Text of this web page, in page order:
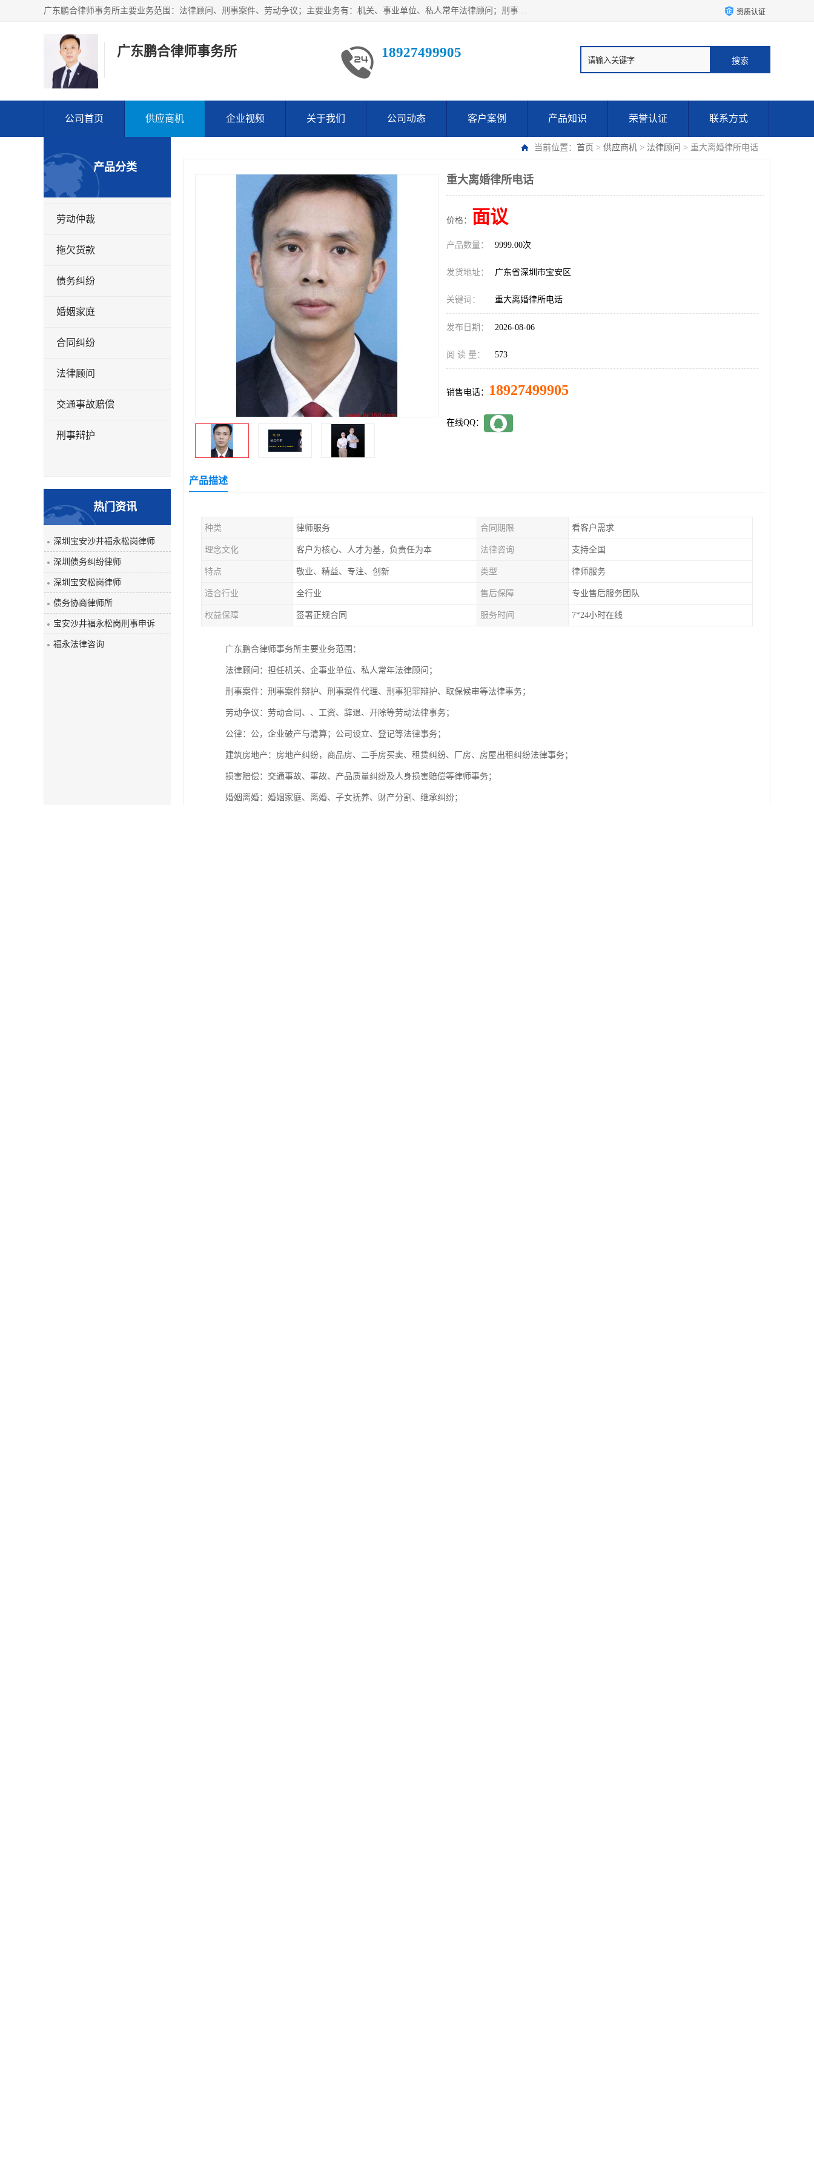
广东鹏合律师事务所主要业务范围：法律顾问、刑事案件、劳动争议；主要业务有：机关、事业单位、私人常年法律顾问；刑事案件辩护、案件代理、犯罪辩护、取保候审等法律事务；以及劳动合同、工伤、工资、辞退、开除等劳动法律事务；多年来，欧辉律师团队一直秉承“以信为本，以法为业”的执业理念，用自己的专业所长为当事人提供优质法律服务，深得当事人的一致好评及信赖。 资质认证
广东鹏合律师事务所 18927499905
公司首页 供应商机 企业视频 关于我们 公司动态 客户案例 产品知识 荣誉认证 联系方式
当前位置： 首页 > 供应商机 > 法律顾问 > 重大离婚律所电话
产品分类
劳动仲裁
拖欠货款
债务纠纷
婚姻家庭
合同纠纷
法律顾问
交通事故赔偿
刑事辩护
热门资讯
深圳宝安沙井福永松岗律师
深圳债务纠纷律师
深圳宝安松岗律师
债务协商律师所
宝安沙井福永松岗刑事申诉
福永法律咨询
重大离婚律所电话
价格： 面议
产品数量： 9999.00次
发货地址： 广东省深圳市宝安区
关键词： 重大离婚律所电话
发布日期： 2026-08-06
阅 读 量： 573
销售电话： 18927499905
在线QQ：
产品描述
种类 律师服务 合同期限 看客户需求
理念文化 客户为核心、人才为基，负责任为本 法律咨询 支持全国
特点 敬业、精益、专注、创新 类型 律师服务
适合行业 全行业 售后保障 专业售后服务团队
权益保障 签署正规合同 服务时间 7*24小时在线
广东鹏合律师事务所主要业务范围：
法律顾问：担任机关、企事业单位、私人常年法律顾问；
刑事案件：刑事案件辩护、刑事案件代理、刑事犯罪辩护、取保候审等法律事务；
劳动争议：劳动合同、、工资、辞退、开除等劳动法律事务；
公律：公，企业破产与清算；公司设立、登记等法律事务；
建筑房地产：房地产纠纷，商品房、二手房买卖、租赁纠纷、厂房、房屋出租纠纷法律事务；
损害赔偿：交通事故、事故、产品质量纠纷及人身损害赔偿等律师事务；
婚姻离婚：婚姻家庭、离婚、子女抚养、财产分割、继承纠纷；